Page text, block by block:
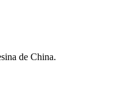
de China.